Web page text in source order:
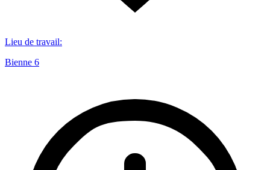
Lieu de travail:
Bienne 6